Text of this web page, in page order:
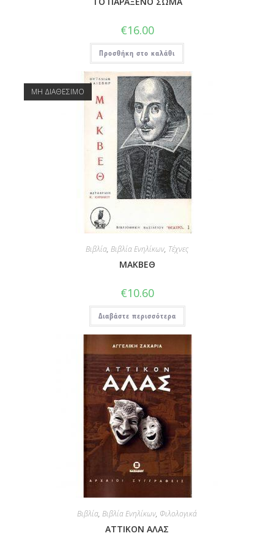
€16.00
Προσθήκη στο καλάθι
ΜΗ ΔΙΑΘΕΣΙΜΟ
Βιβλία, Βιβλία Ενηλίκων, Τέχνες
ΜΑΚΒΕΘ
€10.60
Διαβάστε περισσότερα
Βιβλία, Βιβλία Ενηλίκων, Φιλολογικά
ΑΤΤΙΚΟΝ ΑΛΑΣ